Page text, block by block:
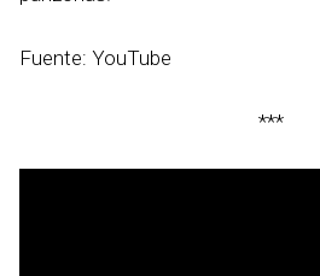
Fuente: YouTube
***